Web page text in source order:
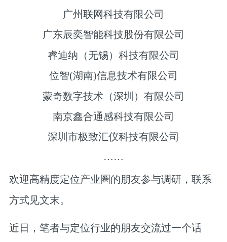
广州联网科技有限公司
广东辰奕智能科技股份有限公司
睿迪纳（无锡）科技有限公司
位智(湖南)信息技术有限公司
蒙奇数字技术（深圳）有限公司
南京鑫合通感科技有限公司
深圳市极致汇仪科技有限公司
……
欢迎高精度定位产业圈的朋友参与调研，联系
方式见文末。
近日，笔者与定位行业的朋友交流过一个话